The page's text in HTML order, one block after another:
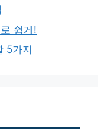
쉽게!
5가지